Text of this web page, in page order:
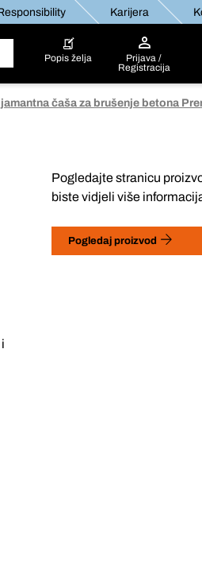
Karijera
Popis želja
Prijava /
Registracija
čaša za brušenje betona
Pogledajte stranicu
biste vidjeli više
Pogledaj proizvod